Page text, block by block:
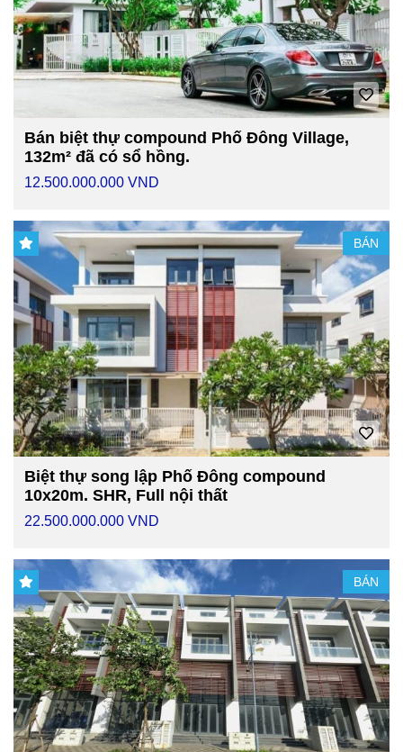
Bán biệt thự compound Phố Đông Village,
132m² đã có sổ hồng.
12.500.000.000 VND
BÁN
Biệt thự song lập Phố Đông compound
10x20m. SHR, Full nội thất
22.500.000.000 VND
BÁN